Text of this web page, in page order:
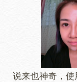
说来也神奇，